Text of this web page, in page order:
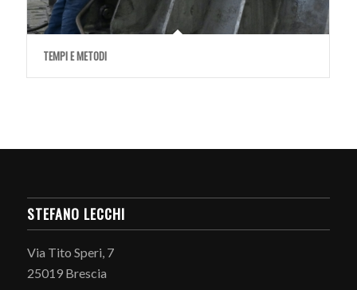
TEMPI E METODI
STEFANO LECCHI
Via Tito Speri, 7
25019 Brescia